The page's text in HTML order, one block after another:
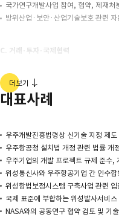
국가연구개발사업 참여, 협약, 제재처
방위산업·보안·산업기술보호 관련 자
C. 거래·투자·국제협력
우주산업 분야 기업설립 및 금융조달 자
우주항공 기업 간 M&A 및 합작투자 자
우주탐사 프로젝트 관련 국제협력 및
D. 기술·데이터·IP
우주기술 관련 IP 보호, 라이선스, 공
위성영상·원격탐사·위치정보 등 우주
산업기술보호, 영업비밀, 보안통제 관
더보기
대표사례
우주개발진흥법령상 신기술 지정 제
우주항공청 설치법 개정 관련 법률 개
우주기업의 개발 프로젝트 규제 준수,
위성통신사와 우주항공기업 간 인수
위성항법보정시스템 구축사업 관련
국제 표준에 부합하는 위성발사서비
NASA와의 공동연구 협약 검토 및 기